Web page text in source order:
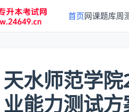
首页网课题库周
天水师范学
业能力测试方